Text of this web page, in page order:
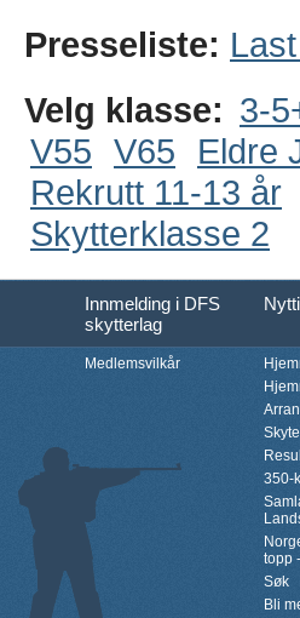
Presseliste:
Velg klasse: 3-
V55 V65
Eldre
Rekrutt 11-13 år
Skytterklasse 2
Innmelding i DFS
skytterlag
Medlemsvilkår
350-
topp -
Søk
Bli